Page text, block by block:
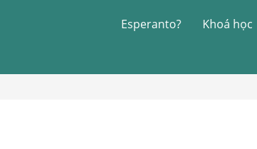
Esperanto? Khoá học